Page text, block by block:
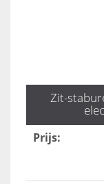
Zit-
Prijs: